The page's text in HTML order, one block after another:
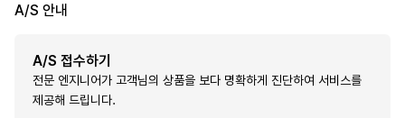
A/S 안내
A/S 접수하기
전문 엔지니어가 고객님의 상품을 보다 명확하게 진단하여 서비스를
제공해 드립니다.